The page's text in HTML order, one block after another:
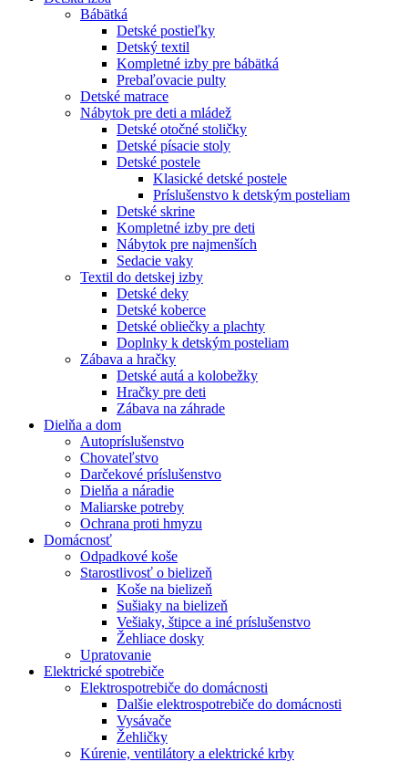
Bábätká
Detské postieľky
Detský textil
Kompletné izby pre bábätká
Prebaľovacie pulty
Detské matrace
Nábytok pre deti a mládež
Detské otočné stoličky
Detské písacie stoly
Detské postele
Klasické detské postele
Príslušenstvo k detským posteliam
Detské skrine
Kompletné izby pre deti
Nábytok pre najmenších
Sedacie vaky
Textil do detskej izby
Detské deky
Detské koberce
Detské obliečky a plachty
Doplnky k detským posteliam
Zábava a hračky
Detské autá a kolobežky
Hračky pre deti
Zábava na záhrade
Dielňa a dom
Autopríslušenstvo
Chovateľstvo
Darčekové príslušenstvo
Dielňa a náradie
Maliarske potreby
Ochrana proti hmyzu
Domácnosť
Odpadkové koše
Starostlivosť o bielizeň
Koše na bielizeň
Sušiaky na bielizeň
Vešiaky, štipce a iné príslušenstvo
Žehliace dosky
Upratovanie
Elektrické spotrebiče
Elektrospotrebiče do domácnosti
Dalšie elektrospotrebiče do domácnosti
Vysávače
Žehličky
Kúrenie, ventilátory a elektrické krby